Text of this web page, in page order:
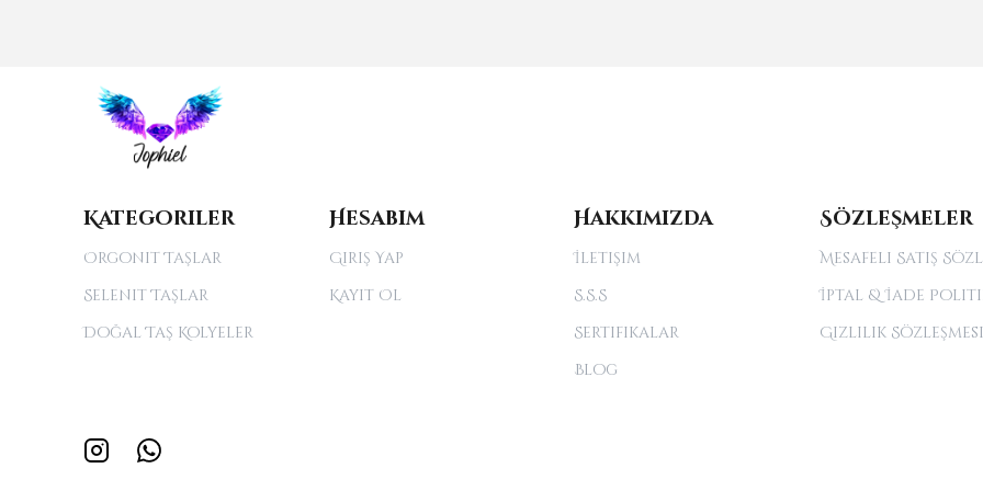
Kategoriler
Orgonit Taşlar
Selenit Taşlar
Doğal Taş Kolyeler
Hesabım
Giriş Yap
Kayıt Ol
Hakkımızda
İletişim
S.S.S
Sertifikalar
Blog
Sözleşmeler
Mesafeli Satış
İptal & İade
Gizlilik Sözleşmesi